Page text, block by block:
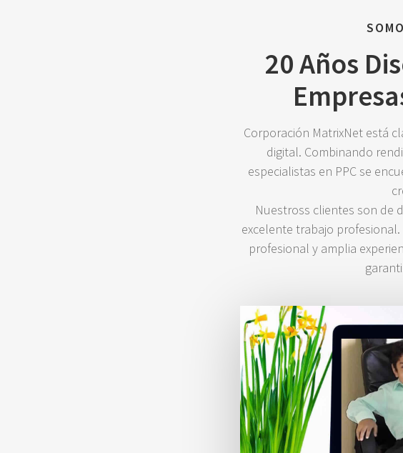
20 Años
Corporación MatrixNet está
digital. Combinando
especialistas en PPC se
Nuestross clientes son de
excelente trabajo
profesional y amplia